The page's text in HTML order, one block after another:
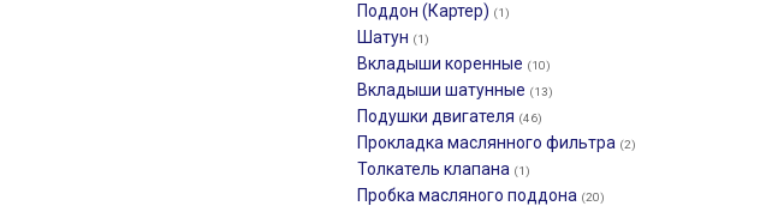
Поддон (Картер) (1)
Шатун (1)
Вкладыши коренные (10)
Вкладыши шатунные (13)
Подушки двигателя (46)
Прокладка маслянного фильтра (2)
Толкатель клапана (1)
Пробка масляного поддона (20)